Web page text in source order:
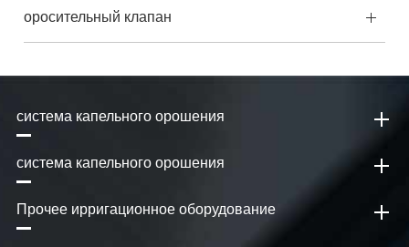
оросительный клапан
система капельного орошения
система капельного орошения
Прочее ирригационное оборудование